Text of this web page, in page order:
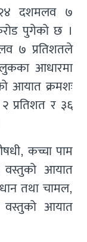
दशमलव ७
पुगेको छ ।
७ प्रतिशतले
आधारमा
आयात क्रमशः
प्रतिशत र ३६
कच्चा पाम
आयात
तथा चामल,
आयात